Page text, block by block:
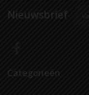
Nieuwsbrief
Categorieën